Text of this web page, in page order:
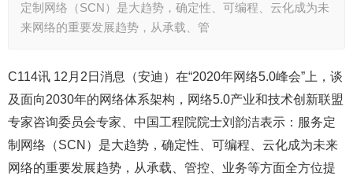
定制网络（SCN）是大趋势，确定性、可编程、云化成为未
来网络的重要发展趋势，从承载、管
C114讯 12月2日消息（安迪）在“2020年网络5.0峰会”上，谈
及面向2030年的网络体系架构，网络5.0产业和技术创新联盟
专家咨询委员会专家、中国工程院院士刘韵洁表示：服务定
制网络（SCN）是大趋势，确定性、可编程、云化成为未来
网络的重要发展趋势，从承载、管控、业务等方面全方位提